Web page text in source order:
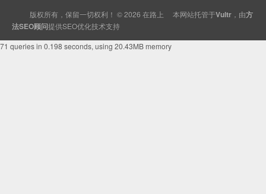
版权所有，保留一切权利！ © 2026 在路上 本网站托管于Vultr ，由方
法SEO顾问提供SEO优化技术支持
71 queries in 0.198 seconds, using 20.43MB memory